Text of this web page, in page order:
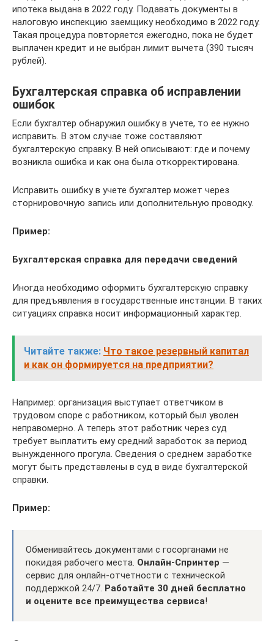
ипотека выдана в 2022 году. Подавать документы в
налоговую инспекцию заемщику необходимо в 2022 году.
Такая процедура повторяется ежегодно, пока не будет
выплачен кредит и не выбран лимит вычета (390 тысяч
рублей).
Бухгалтерская справка об исправлении
ошибок
Если бухгалтер обнаружил ошибку в учете, то ее нужно
исправить. В этом случае тоже составляют
бухгалтерскую справку. В ней описывают: где и почему
возникла ошибка и как она была откорректирована.
Исправить ошибку в учете бухгалтер может через
сторнировочную запись или дополнительную проводку.
Пример:
Бухгалтерская справка для передачи сведений
Иногда необходимо оформить бухгалтерскую справку
для предъявления в государственные инстанции. В таких
ситуациях справка носит информационный характер.
Читайте также: Что такое резервный капитал
и как он формируется на предприятии?
Например: организация выступает ответчиком в
трудовом споре с работником, который был уволен
неправомерно. А теперь этот работник через суд
требует выплатить ему средний заработок за период
вынужденного прогула. Сведения о среднем заработке
могут быть представлены в суд в виде бухгалтерской
справки.
Пример:
Обменивайтесь документами с госорганами не
покидая рабочего места. Онлайн-Спринтер —
сервис для онлайн-отчетности с технической
поддержкой 24/7. Работайте 30 дней бесплатно
и оцените все преимущества сервиса!